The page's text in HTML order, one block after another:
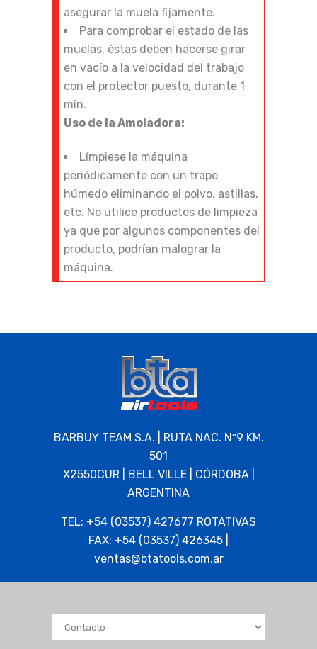
asegurar la muela fijamente.
Para comprobar el estado de las
muelas, éstas deben hacerse girar
en vacío a la velocidad del trabajo
con el protector puesto, durante 1
min.
Uso de la Amoladora:
Límpiese la máquina
periódicamente con un trapo
húmedo eliminando el polvo, astillas,
etc. No utilice productos de limpieza
ya que por algunos componentes del
producto, podrían malograr la
máquina.
BARBUY TEAM S.A. | RUTA NAC. Nº9 KM.
501
X2550CUR | BELL VILLE | CÓRDOBA |
ARGENTINA
TEL: +54 (03537) 427677 ROTATIVAS
FAX: +54 (03537) 426345 |
ventas@btatools.com.ar